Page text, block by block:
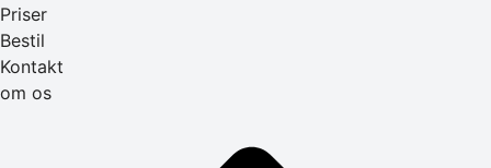
Priser
Bestil
Kontakt
om os